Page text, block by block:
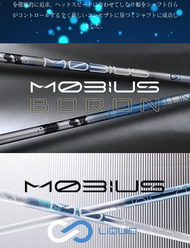
を徹底的に追求。ヘッドスピードに合わせてしなり幅をシャフト自ら
がコントロールする全く新しいコンセプトに基づくシャフトに成功し
ました。